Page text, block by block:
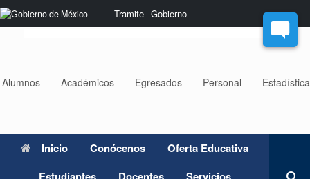
Nota:
este
sistema
Tramite Gobierno
Saltar
al
Alumnos Académicos Egresados Personal
Inicio Conócenos
Oferta Educativa